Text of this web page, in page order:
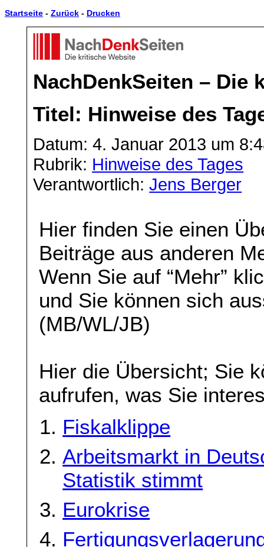
Startseite - Zurück - Drucken
NachDenkSeiten – Die
Titel: Hinweise des
Datum: 4. Januar 2013 um
Rubrik: Hinweise des Tages
Verantwortlich:Jens Berger
Hier finden Sie einen
Beiträge aus anderen
Wenn Sie auf “Mehr”
und Sie können sich
(MB/WL/JB)
Hier die Übersicht; Sie
aufrufen, was Sie
Fiskalklippe
Arbeitsmarkt in
Statistik stimmt
Eurokrise